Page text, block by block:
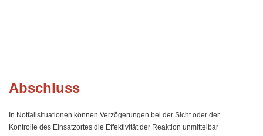
Abschluss
In Notfallsituationen können Verzögerungen bei der Sicht oder der
Kontrolle des Einsatzortes die Effektivität der Reaktion unmittelbar